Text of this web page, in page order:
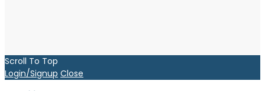
Scroll To Top
Login/Signup Close